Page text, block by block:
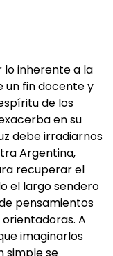
lo inherente a la
un fin docente y
de los
en su
debe irradiarnos
Argentina,
recuperar el
el largo sendero
pensamientos
A
imaginarlos